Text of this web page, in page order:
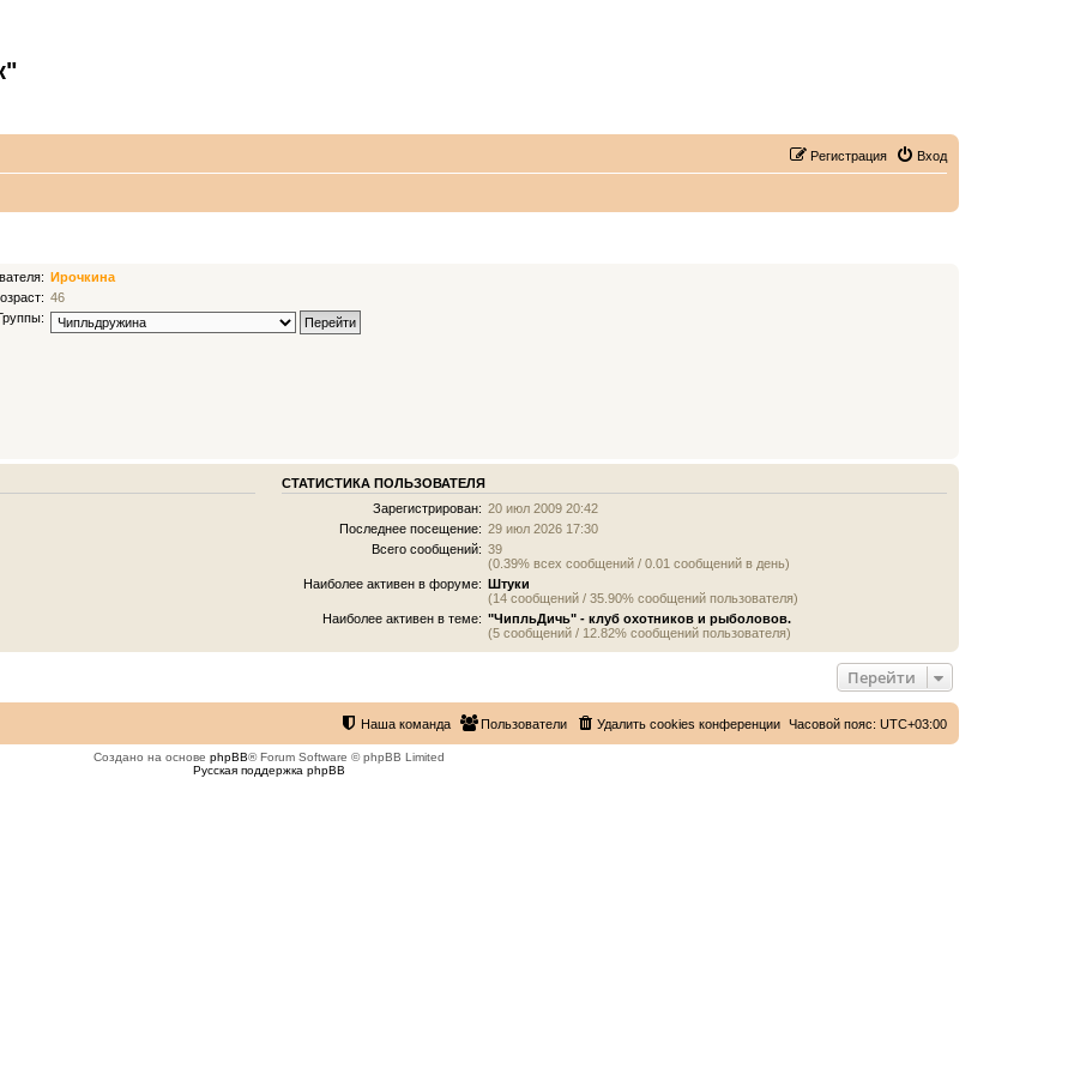
Вход
Регистрация
Ирочкина
46
СТАТИСТИКА ПОЛЬЗОВАТЕЛЯ
Зарегистрирован: 20 июл 2009 20:42
Последнее посещение: 29 июл 2026 17:30
Всего сообщений: 39
(0.39% всех сообщений / 0.01 сообщений в день)
Наиболее активен в форуме: Штуки
(14 сообщений / 35.90% сообщений пользователя)
Наиболее активен в теме: "ЧипльДичь" - клуб охотников и рыболовов.
(5 сообщений / 12.82% сообщений пользователя)
Перейти
Часовой пояс: UTC+03:00
Удалить cookies конференции
Пользователи
Наша команда
Создано на основе phpBB® Forum Software © phpBB Limited
Русская поддержка phpBB